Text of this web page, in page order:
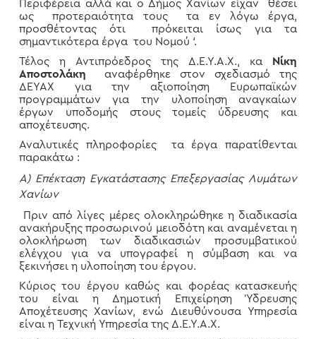
Περιφέρεια αλλά και ο Δήμος Χανίων είχαν θέσει
ως προτεραιότητα τους τα εν λόγω έργα,
προσθέτοντας ότι πρόκειται ίσως για τα
σημαντικότερα έργα του Νομού ‘.
Τέλος η Αντιπρόεδρος της Δ.Ε.Υ.Α.Χ., κα
Νίκη
Αποστολάκη αναφέρθηκε στον σχεδιασμό της
ΔΕΥΑΧ για την αξιοποίηση Ευρωπαϊκών
προγραμμάτων για την υλοποίηση αναγκαίων
έργων υποδομής στους τομείς ύδρευσης και
αποχέτευσης.
Αναλυτικές πληροφορίες τα έργα παρατίθενται
παρακάτω :
Α) Επέκταση Εγκατάστασης Επεξεργασίας Λυμάτων
Χανίων
Πριν από λίγες μέρες ολοκληρώθηκε η διαδικασία
ανακήρυξης προσωρινού μειοδότη και αναμένεται η
ολοκλήρωση των διαδικασιών προσυμβατικού
ελέγχου για να υπογραφεί η σύμβαση και να
ξεκινήσει η υλοποίηση του έργου.
Κύριος του έργου καθώς και φορέας κατασκευής
του είναι η Δημοτική Επιχείρηση Ύδρευσης
Αποχέτευσης Χανίων, ενώ Διευθύνουσα Υπηρεσία
είναι η Τεχνική Υπηρεσία της Δ.Ε.Υ.Α.Χ.